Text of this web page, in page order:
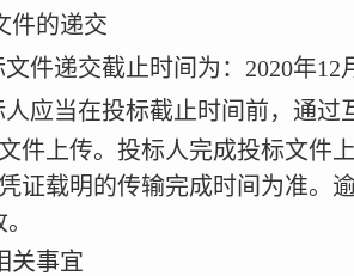
件的递交
件递交截止时间为： 2020年12
人应当在投标截止时间前，通过
件上传。投标人完成投标文件
证载明的传输完成时间为准。
关事宜